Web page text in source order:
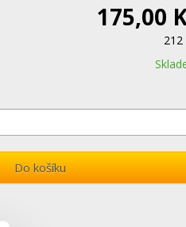
175,00
212
Do košíku